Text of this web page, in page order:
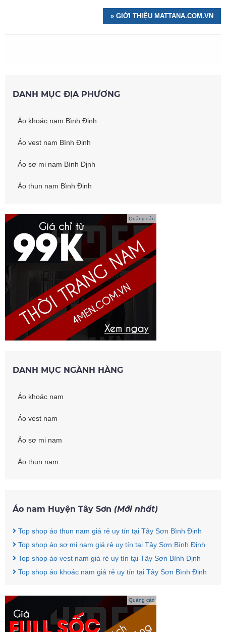
» GIỚI THIỆU MATTANA.COM.VN
DANH MỤC ĐỊA PHƯƠNG
Áo khoác nam Bình Định
Áo vest nam Bình Định
Áo sơ mi nam Bình Định
Áo thun nam Bình Định
Quảng cáo
DANH MỤC NGÀNH HÀNG
Áo khoác nam
Áo vest nam
Áo sơ mi nam
Áo thun nam
Áo nam Huyện Tây Sơn (Mới nhất)
Top shop áo thun nam giá rẻ uy tín tại Tây Sơn Bình Định
Top shop áo sơ mi nam giá rẻ uy tín tại Tây Sơn Bình Định
Top shop áo vest nam giá rẻ uy tín tại Tây Sơn Bình Định
Top shop áo khoác nam giá rẻ uy tín tại Tây Sơn Bình Định
Quảng cáo